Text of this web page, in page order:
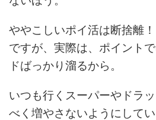
ややこしいポイ活は断捨離
ですが、実際は、ポイント
ドばっかり溜るから。
いつも行くスーパーやドラ
べく増やさないようにしてい